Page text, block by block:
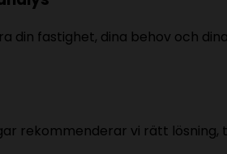
din fastighet, dina behov och
rekommenderar vi rätt lösning,